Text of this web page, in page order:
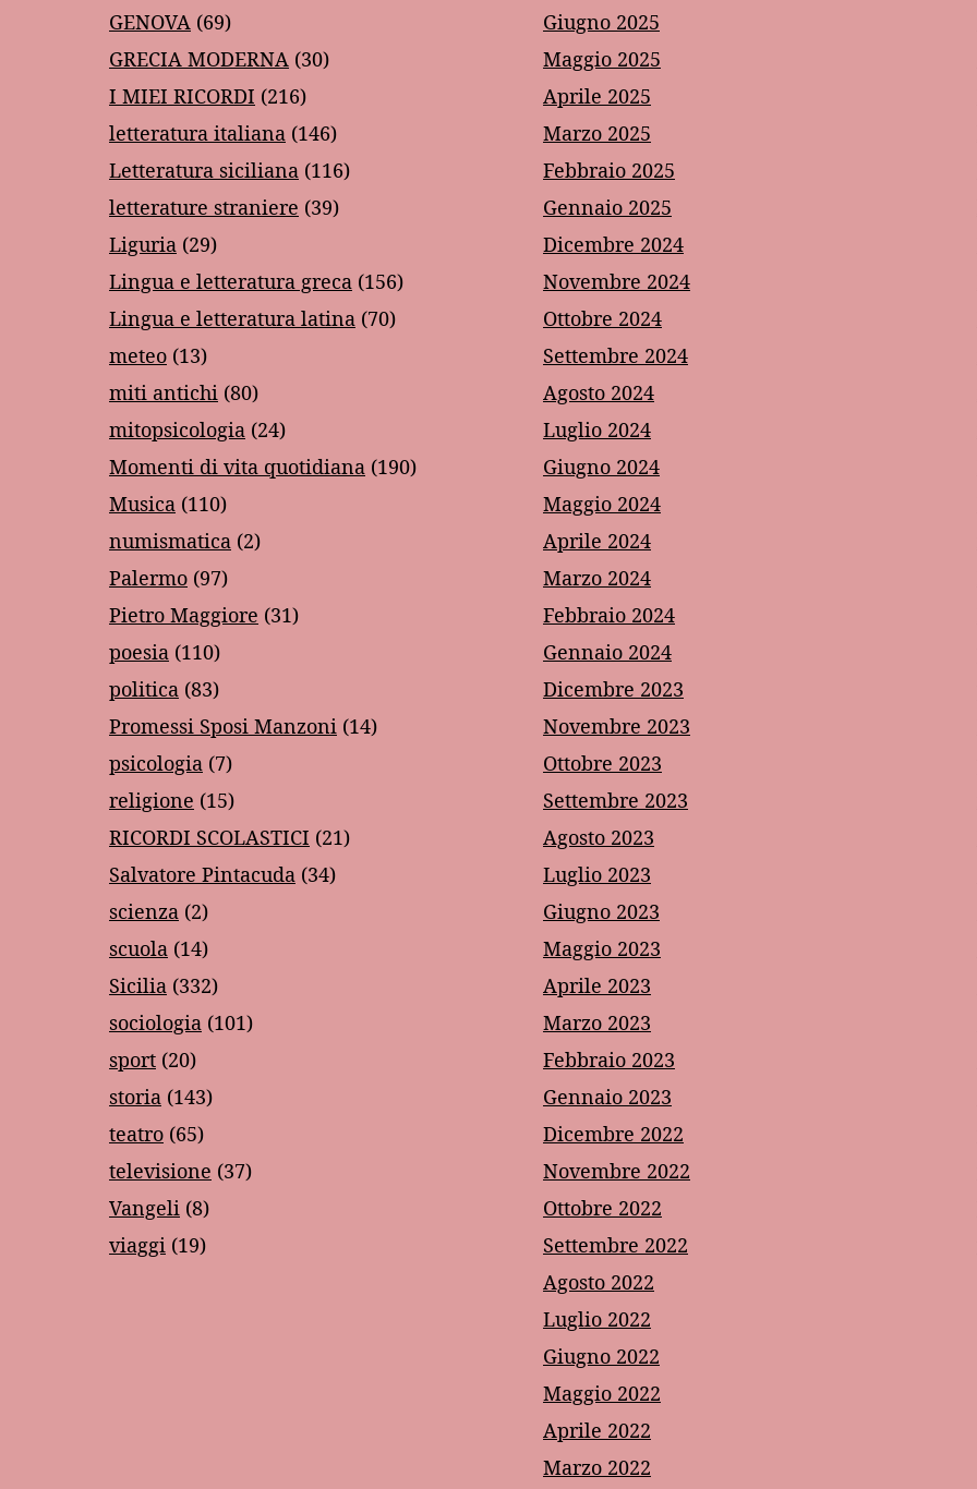
GENOVA (69)
GRECIA MODERNA (30)
I MIEI RICORDI (216)
letteratura italiana (146)
Letteratura siciliana (116)
letterature straniere (39)
Liguria (29)
Lingua e letteratura greca (156)
Lingua e letteratura latina (70)
meteo (13)
miti antichi (80)
mitopsicologia (24)
Momenti di vita quotidiana (190)
Musica (110)
numismatica (2)
Palermo (97)
Pietro Maggiore (31)
poesia (110)
politica (83)
Promessi Sposi Manzoni (14)
psicologia (7)
religione (15)
RICORDI SCOLASTICI (21)
Salvatore Pintacuda (34)
scienza (2)
scuola (14)
Sicilia (332)
sociologia (101)
sport (20)
storia (143)
teatro (65)
televisione (37)
Vangeli (8)
viaggi (19)
Giugno 2025
Maggio 2025
Aprile 2025
Marzo 2025
Febbraio 2025
Gennaio 2025
Dicembre 2024
Novembre 2024
Ottobre 2024
Settembre 2024
Agosto 2024
Luglio 2024
Giugno 2024
Maggio 2024
Aprile 2024
Marzo 2024
Febbraio 2024
Gennaio 2024
Dicembre 2023
Novembre 2023
Ottobre 2023
Settembre 2023
Agosto 2023
Luglio 2023
Giugno 2023
Maggio 2023
Aprile 2023
Marzo 2023
Febbraio 2023
Gennaio 2023
Dicembre 2022
Novembre 2022
Ottobre 2022
Settembre 2022
Agosto 2022
Luglio 2022
Giugno 2022
Maggio 2022
Aprile 2022
Marzo 2022